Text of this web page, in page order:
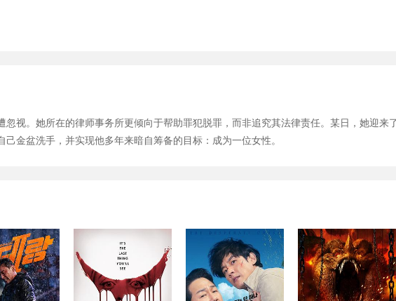
忽视。她所在的律师事务所更倾向于帮助罪犯脱罪，而非追究其法律责任。某日，她迎来
金盆洗手，并实现他多年来暗自筹备的目标：成为一位女性。